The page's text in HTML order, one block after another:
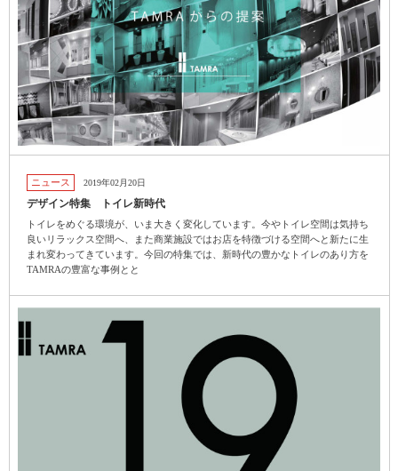
ニュース 2019年02月20日
デザイン特集 トイレ新時代
トイレをめぐる環境が、いま大きく変化しています。今やトイレ空間は気持ち
良いリラックス空間へ、また商業施設ではお店を特徴づける空間へと新たに生
まれ変わってきています。今回の特集では、新時代の豊かなトイレのあり方を
TAMRAの豊富な事例とと